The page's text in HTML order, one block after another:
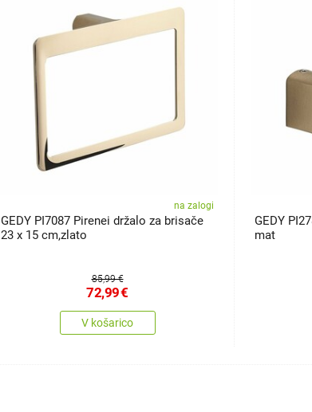
na zalogi
GEDY PI7087 Pirenei držalo za brisače
23 x 15 cm,zlato
85,99 €
72,99€
V košarico
GEDY
mat